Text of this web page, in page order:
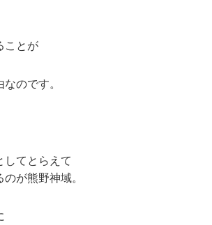
ことが
のです。
してとらえて
が熊野神域。